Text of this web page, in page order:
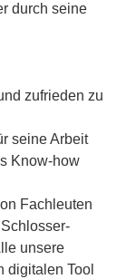
durch seine
zufrieden zu
seine Arbeit
Know-how
Fachleuten
unsere
digitalen Tool